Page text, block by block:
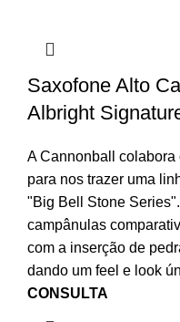
Saxofone Alto
Albright
A Cannonball colabora
para nos trazer uma
"Big Bell Stone
campânulas
com a inserção de
dando um feel e look
CONSULTA